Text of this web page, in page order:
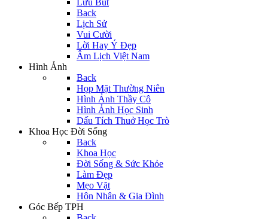
Lưu Bút
Back
Lịch Sử
Vui Cười
Lời Hay Ý Đẹp
Âm Lịch Việt Nam
Hình Ảnh
Back
Họp Mặt Thường Niên
Hình Ảnh Thầy Cô
Hình Ảnh Học Sinh
Dấu Tích Thuở Học Trò
Khoa Học Đời Sống
Back
Khoa Học
Đời Sống & Sức Khỏe
Làm Đẹp
Mẹo Vặt
Hôn Nhân & Gia Đình
Góc Bếp TPH